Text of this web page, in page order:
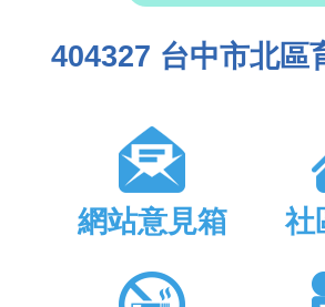
404327 台中市北區
網站意見箱 社